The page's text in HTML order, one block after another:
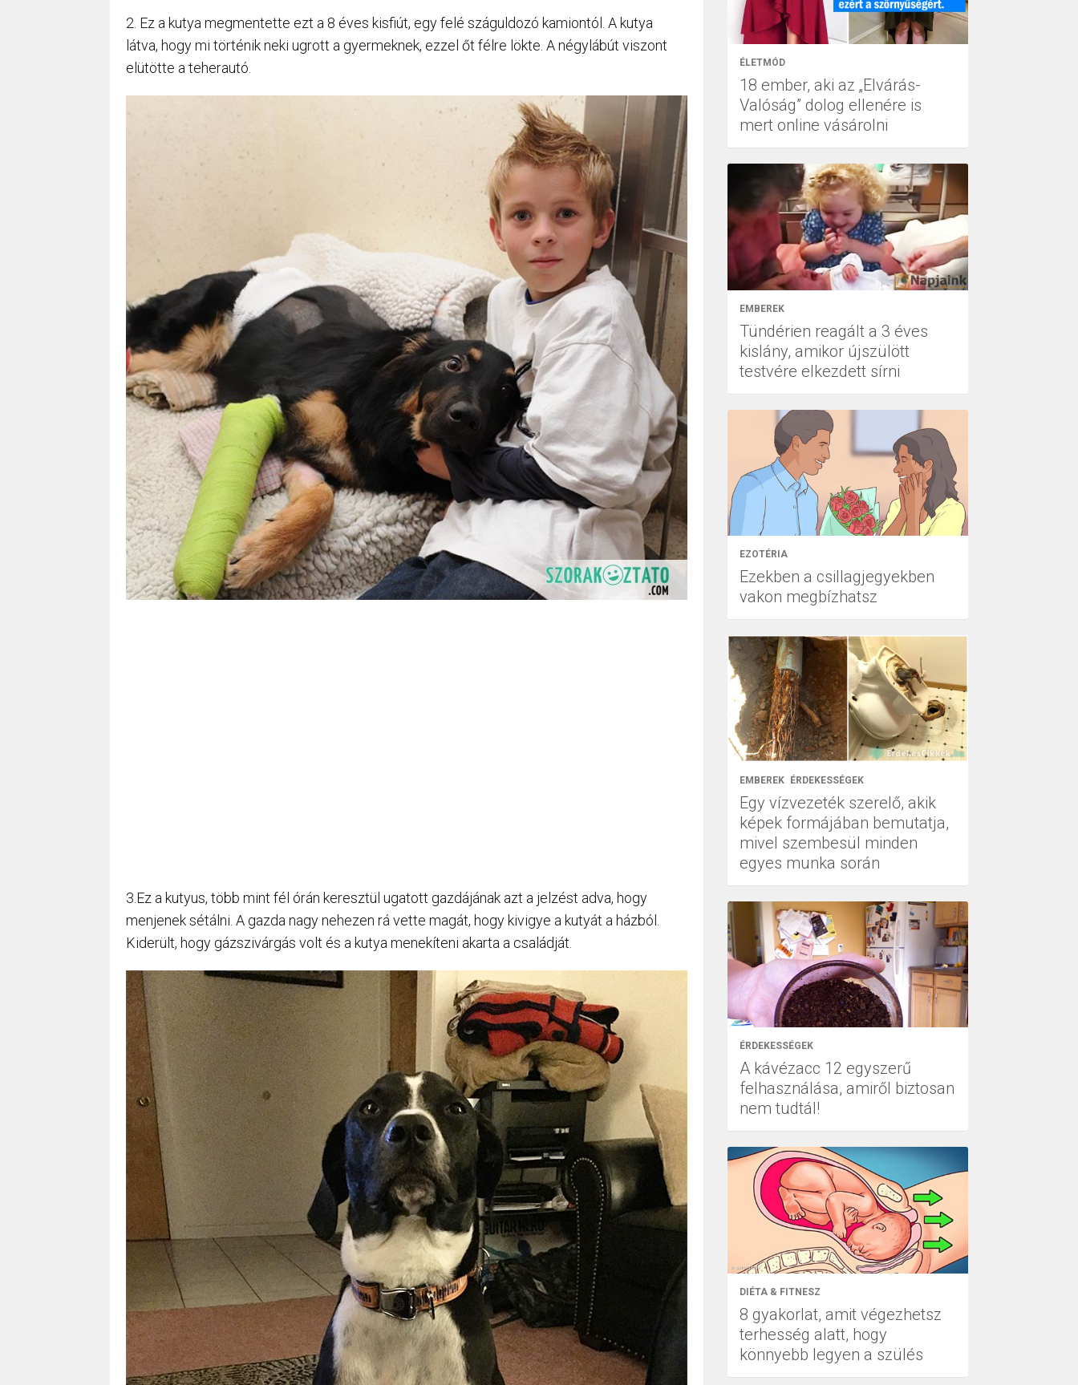
2. Ez a kutya megmentette ezt a 8 éves kisfiút, egy felé száguldozó kamiontól. A kutya
látva, hogy mi történik neki ugrott a gyermeknek, ezzel őt félre lökte. A négylábút viszont
elütötte a teherautó.
3.Ez a kutyus, több mint fél órán keresztül ugatott gazdájának azt a jelzést adva, hogy
menjenek sétálni. A gazda nagy nehezen rá vette magát, hogy kivigye a kutyát a házból.
Kiderült, hogy gázszivárgás volt és a kutya menekíteni akarta a családját.
ÉLETMÓD
18 ember, aki az „Elvárás-
Valóság” dolog ellenére is
mert online vásárolni
EMBEREK
Tündérien reagált a 3 éves
kislány, amikor újszülött
testvére elkezdett sírni
EZOTÉRIA
Ezekben a csillagjegyekben
vakon megbízhatsz
EMBEREK ÉRDEKESSÉGEK
Egy vízvezeték szerelő, akik
képek formájában bemutatja,
mivel szembesül minden
egyes munka során
ÉRDEKESSÉGEK
A kávézacc 12 egyszerű
felhasználása, amiről biztosan
nem tudtál!
DIÉTA & FITNESZ
8 gyakorlat, amit végezhetsz
terhesség alatt, hogy
könnyebb legyen a szülés